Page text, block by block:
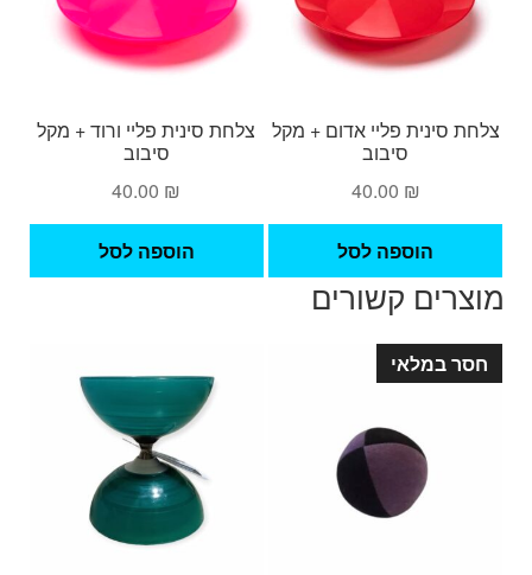
צלחת סינית פליי אדום + מקל
סיבוב
40.00 ₪
הוספה לסל
צלחת סינית פליי ורוד + מקל
סיבוב
40.00 ₪
הוספה לסל
מוצרים קשורים
חסר במלאי